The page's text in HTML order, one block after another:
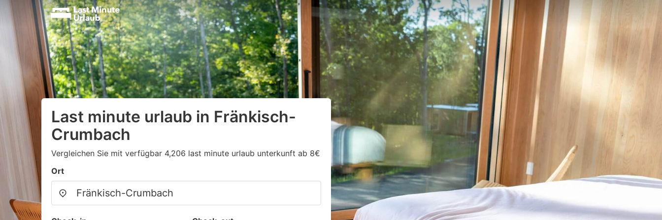
Last minute urlaub in Fränkisch-
Crumbach
Vergleichen Sie mit verfügbar 4,206 last minute urlaub unterkunft ab 8€
Ort